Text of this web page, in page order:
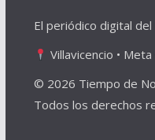
El periódico digital
Villavicencio • Meta
© 2026 Tiempo de
Todos los derechos